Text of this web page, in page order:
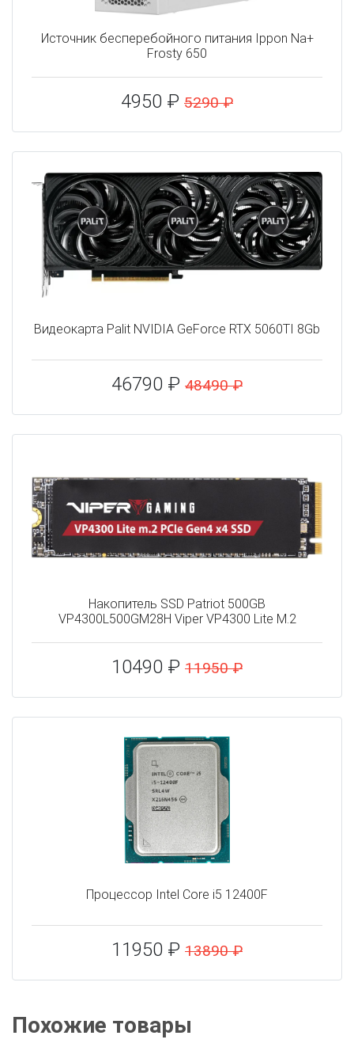
Источник бесперебойного питания Ippon Na+
Frosty 650
4950 ₽ 5290 ₽
Видеокарта Palit NVIDIA GeForce RTX 5060TI 8Gb
46790 ₽ 48490 ₽
Накопитель SSD Patriot 500GB
VP4300L500GM28H Viper VP4300 Lite M.2
10490 ₽ 11950 ₽
Процессор Intel Core i5 12400F
11950 ₽ 13890 ₽
Похожие товары